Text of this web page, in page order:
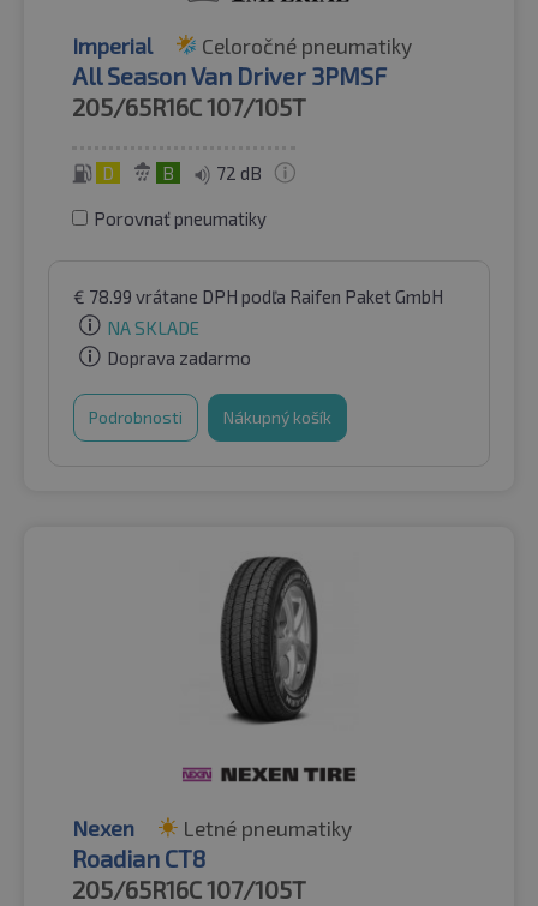
Imperial Celoročné pneumatiky
All Season Van Driver 3PMSF
205/65R16C107/105T
D B 72 dB
Porovnať pneumatiky
€ 78.99 vrátane DPH podľa Raifen Paket GmbH
NA SKLADE
Doprava zadarmo
Podrobnosti Nákupný košík
Nexen Letné pneumatiky
Roadian CT8
205/65R16C107/105T